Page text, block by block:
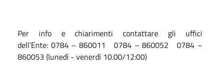
Per info e chiarimenti contattare gli uffici
dell’Ente: 0784 – 860011 0784 – 860052 0784 –
860053 (lunedì - venerdì 10.00/12:00)